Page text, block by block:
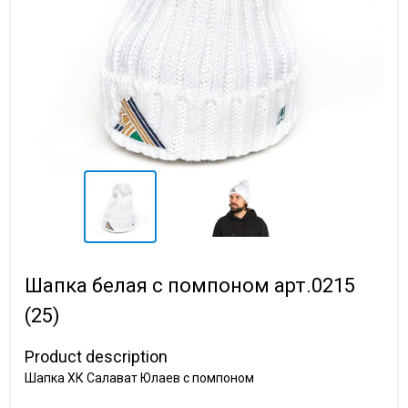
Шапка белая с помпоном арт.0215
(25)
Product description
Шапка ХК Салават Юлаев с помпоном